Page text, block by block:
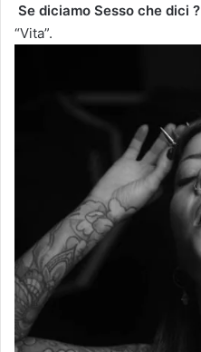
Se diciamo Sesso che dici ?
“Vita”.